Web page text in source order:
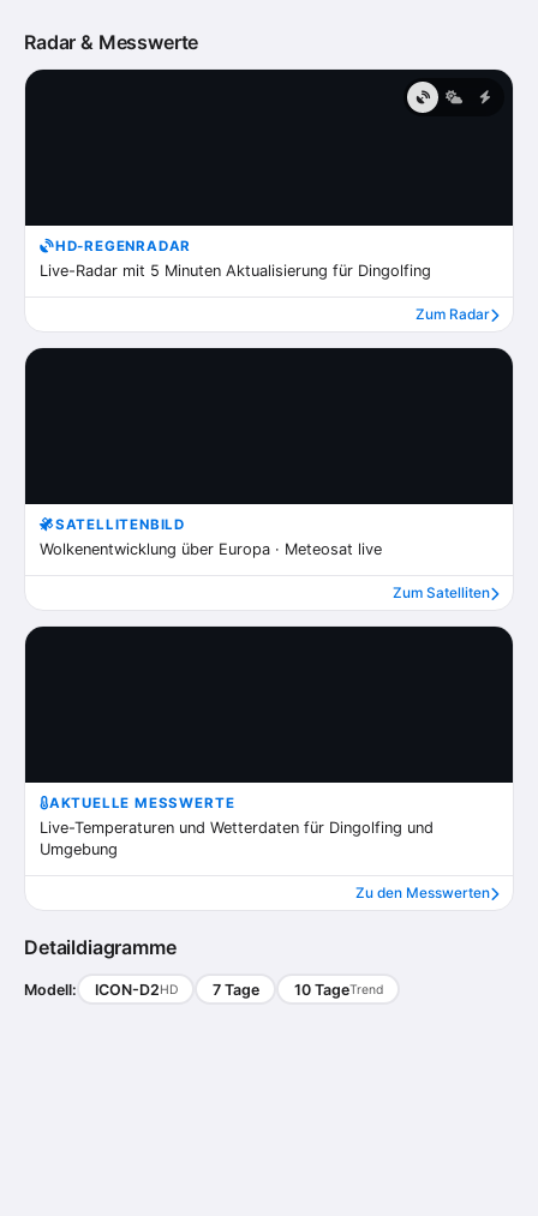
Radar & Messwerte
HD-REGENRADAR
Live-Radar mit 5 Minuten Aktualisierung für Dingolfing
Zum Radar
SATELLITENBILD
Wolkenentwicklung über Europa · Meteosat live
Zum Satelliten
AKTUELLE MESSWERTE
Live-Temperaturen und Wetterdaten für Dingolfing und
Umgebung
Zu den Messwerten
Detaildiagramme
Modell: ICON-D2HD 7 Tage 10 TageTrend